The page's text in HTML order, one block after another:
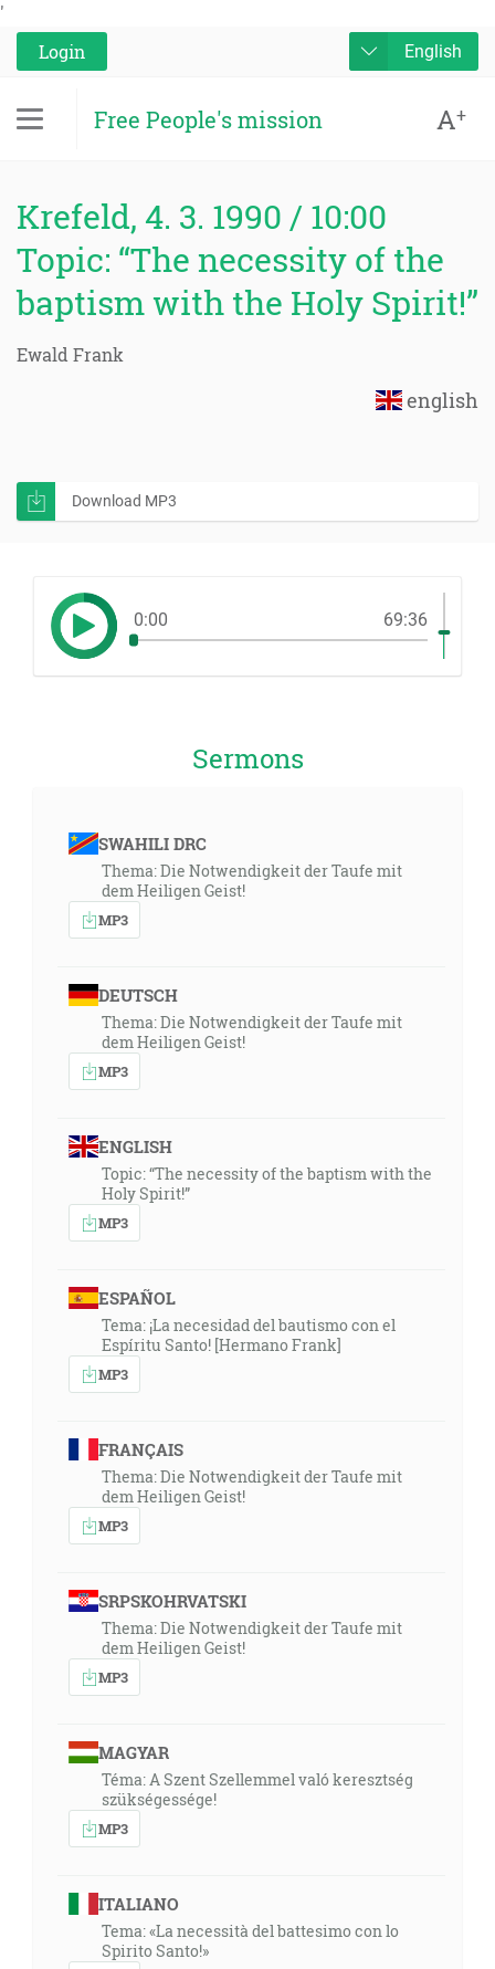
'
Login
English
Free People's mission A+
Krefeld, 4. 3. 1990 / 10:00
Topic: “The necessity of the
baptism with the Holy Spirit!”
Ewald Frank
english
Download MP3
0:00 69:36
Sermons
SWAHILI DRC
Thema: Die Notwendigkeit der Taufe mit
dem Heiligen Geist!
MP3
DEUTSCH
Thema: Die Notwendigkeit der Taufe mit
dem Heiligen Geist!
MP3
ENGLISH
Topic: “The necessity of the baptism with the
Holy Spirit!”
MP3
ESPAÑOL
Tema: ¡La necesidad del bautismo con el
Espíritu Santo! [Hermano Frank]
MP3
FRANÇAIS
Thema: Die Notwendigkeit der Taufe mit
dem Heiligen Geist!
MP3
SRPSKOHRVATSKI
Thema: Die Notwendigkeit der Taufe mit
dem Heiligen Geist!
MP3
MAGYAR
Téma: A Szent Szellemmel való keresztség
szükségessége!
MP3
ITALIANO
Tema: «La necessità del battesimo con lo
Spirito Santo!»